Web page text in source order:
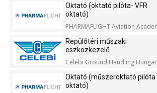
Oktató (oktató pilóta- VFR
oktató)
PHARMAFLIGHT Aviation
Kft.
Repülőtéri műszaki
eszközkezelő
Celebi Ground Handling
Oktató (műszeroktató pilóta
oktató)